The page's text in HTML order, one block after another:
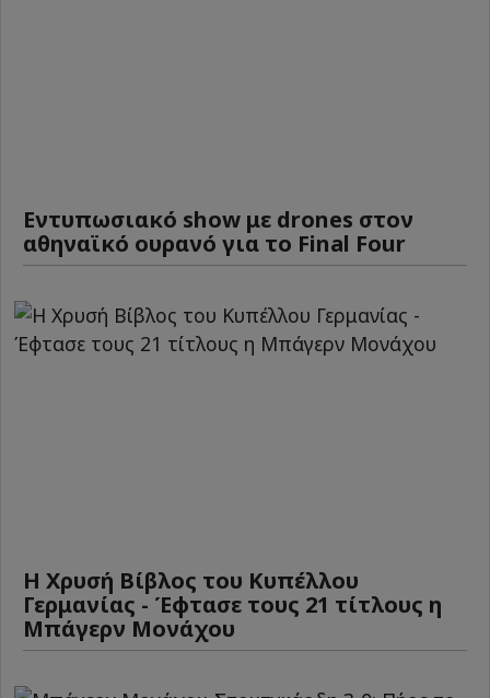
Εντυπωσιακό show με drones στον
αθηναϊκό ουρανό για το Final Four
Η Χρυσή Βίβλος του Κυπέλλου
Γερμανίας - Έφτασε τους 21 τίτλους η
Μπάγερν Μονάχου